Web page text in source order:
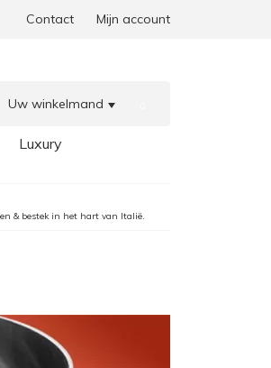
Contact Mijn account
Uw winkelmand
Luxury
& bestek in het hart van Italië.